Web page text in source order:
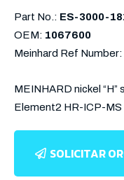
Part No.: ES-3000-
OEM: 1067600
Meinhard Ref Number:
MEINHARD nickel
Element2 HR-ICP-
SOLICITAR